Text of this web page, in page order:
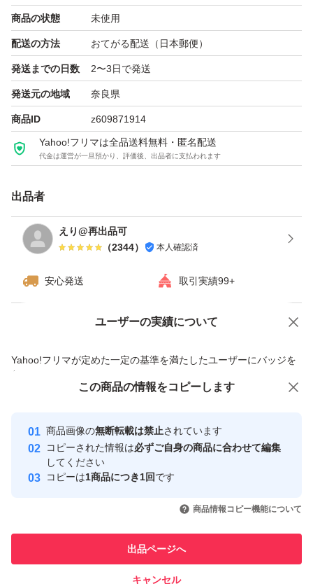
商品の状態 未使用
配送の方法 おてがる配送（日本郵便）
発送までの日数 2〜3日で発送
発送元の地域 奈良県
商品ID z609871914
Yahoo!フリマは全品送料無料・匿名配送
代金は運営が一旦預かり、評価後、出品者に支払われます
出品者
えり@再出品可
（2344） 本人確認済
安心発送 取引実績99+
ユーザーの実績について
Yahoo!フリマが定めた一定の基準を満たしたユーザーにバッジを
付与しています
安心取引出品者
心・安全なユーザーです
取引実績
引を完了させた実績があります
での取引実績があります
価格の相談 商品への質問
この商品の情報をコピーします
商品画像の無断転載は禁止されています
コピーされた情報は必ずご自身の商品に合わせて編集
してください
コピーは1商品につき1回です
商品情報コピー機能について
出品ページへ
キャンセル
この商品をみている人にオススメ